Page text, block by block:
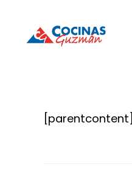
Cocinas
Cocinas
[parentcontent]